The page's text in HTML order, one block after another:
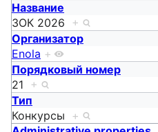
Название
ЗОК 2026 +
Организатор
Enola +
Порядковый номер
21 +
Тип
Конкурсы +